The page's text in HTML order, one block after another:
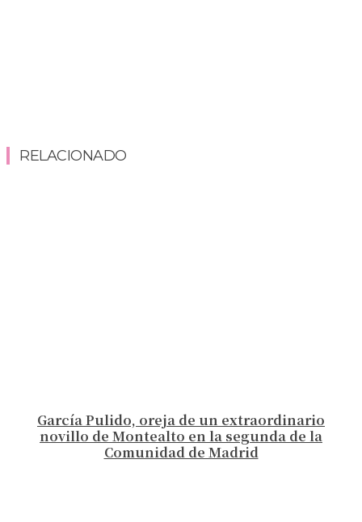
RELACIONADO
García Pulido, oreja de un extraordinario
novillo de Montealto en la segunda de la
Comunidad de Madrid